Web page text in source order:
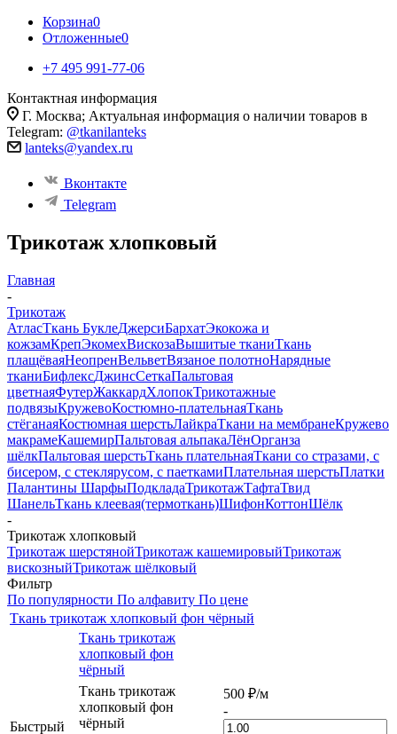
Корзина0
Отложенные0
+7 495 991-77-06
Контактная информация
Г. Москва; Актуальная информация о наличии товаров в
Telegram: @tkanilanteks
lanteks@yandex.ru
Вконтакте
Telegram
Трикотаж хлопковый
Главная
-
Трикотаж
АтласТкань БуклеДжерсиБархатЭкокожа и
кожзамКрепЭкомехВискозаВышитые тканиТкань
плащёваяНеопренВельветВязаное полотноНарядные
тканиБифлексДжинсСеткаПальтовая
цветнаяФутерЖаккардХлопокТрикотажные
подвязыКружевоКостюмно-плательнаяТкань
стёганаяКостюмная шерстьЛайкраТкани на мембранеКружево
макрамеКашемирПальтовая альпакаЛёнОрганза
шёлкПальтовая шерстьТкань плательнаяТкани со стразами, с
бисером, с стеклярусом, с паеткамиПлательная шерстьПлатки
Палантины ШарфыПодкладаТрикотажТафтаТвид
ШанельТкань клеевая(термоткань)ШифонКоттонШёлк
-
Трикотаж хлопковый
Трикотаж шерстянойТрикотаж кашемировыйТрикотаж
вискозныйТрикотаж шёлковый
Фильтр
По популярности По алфавиту По цене
Ткань трикотаж хлопковый фон чёрный
Быстрый
Ткань трикотаж
хлопковый фон
чёрный
Ткань трикотаж
хлопковый фон
чёрный
500 ₽/м
-